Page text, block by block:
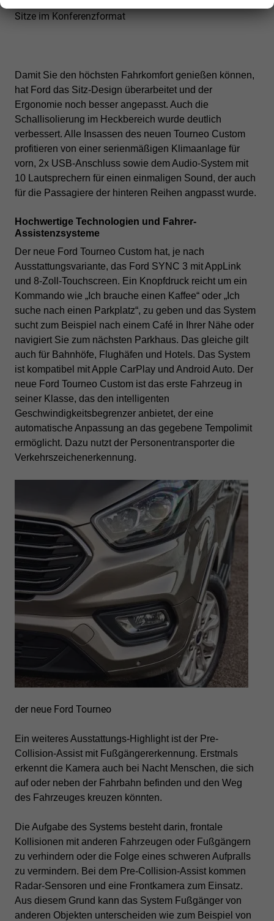
Sitze im Konferenzformat
Damit Sie den höchsten Fahrkomfort genießen können,
hat Ford das Sitz-Design überarbeitet und der
Ergonomie noch besser angepasst. Auch die
Schallisolierung im Heckbereich wurde deutlich
verbessert. Alle Insassen des neuen Tourneo Custom
profitieren von einer serienmäßigen Klimaanlage für
vorn, 2x USB-Anschluss sowie dem Audio-System mit
10 Lautsprechern für einen einmaligen Sound, der auch
für die Passagiere der hinteren Reihen angpasst wurde.
Hochwertige Technologien und Fahrer-
Assistenzsysteme
Der neue Ford Tourneo Custom hat, je nach
Ausstattungsvariante, das Ford SYNC 3 mit AppLink
und 8-Zoll-Touchscreen. Ein Knopfdruck reicht um ein
Kommando wie „Ich brauche einen Kaffee“ oder „Ich
suche nach einen Parkplatz“, zu geben und das System
sucht zum Beispiel nach einem Café in Ihrer Nähe oder
navigiert Sie zum nächsten Parkhaus. Das gleiche gilt
auch für Bahnhöfe, Flughäfen und Hotels. Das System
ist kompatibel mit Apple CarPlay und Android Auto. Der
neue Ford Tourneo Custom ist das erste Fahrzeug in
seiner Klasse, das den intelligenten
Geschwindigkeitsbegrenzer anbietet, der eine
automatische Anpassung an das gegebene Tempolimit
ermöglicht. Dazu nutzt der Personentransporter die
Verkehrszeichenerkennung.
der neue Ford Tourneo
Ein weiteres Ausstattungs-Highlight ist der Pre-
Collision-Assist mit Fußgängererkennung. Erstmals
erkennt die Kamera auch bei Nacht Menschen, die sich
auf oder neben der Fahrbahn befinden und den Weg
des Fahrzeuges kreuzen könnten.
Die Aufgabe des Systems besteht darin, frontale
Kollisionen mit anderen Fahrzeugen oder Fußgängern
zu verhindern oder die Folge eines schweren Aufpralls
zu vermindern. Bei dem Pre-Collision-Assist kommen
Radar-Sensoren und eine Frontkamera zum Einsatz.
Aus diesem Grund kann das System Fußgänger von
anderen Objekten unterscheiden wie zum Beispiel von